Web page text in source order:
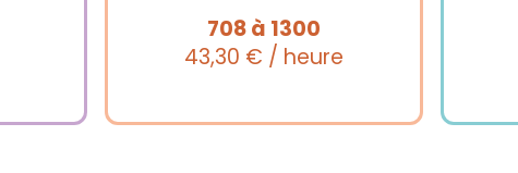
708 à 1300
43,30 € / heure